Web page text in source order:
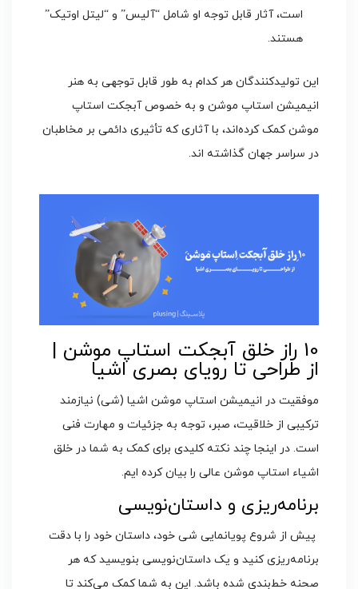
است، آثار قابل توجه او شامل “آلیس” و “لیتل اوتیک”
هستند.
این تولیدکنندگان هر کدام به طور قابل توجهی به هنر
انیمیشن استاپ موشن و به خصوص آبجکت استاپ
موشن کمک کرده‌اند، با آثاری که تأثیری دائمی بر مخاطبان
در سراسر جهان گذاشته اند.
10 راز خلق آبجکت استاپ موشن |
از طراحی تا رویای بصری اشیا
موفقیت در انیمیشن استاپ موشن اشیا (شی) نیازمند
ترکیبی از خلاقیت، صبر، توجه به جزئیات و مهارت فنی
است. در اینجا چند نکته کلیدی برای کمک به شما در خلق
اشیاء استاپ موشن عالی را بیان کرده ایم.
برنامه‌ریزی و داستان‌نویسی
پیش از شروع پویانمایی شی خود، داستان خود را با دقت
برنامه‌ریزی کنید و یک داستان‌نویسی بنویسید که هر
صحنه خط‌بندی شده باشد. این به شما کمک می‌کند تا